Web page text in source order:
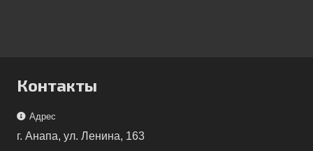
Контакты
Адрес
г. Анапа, ул. Ленина, 163